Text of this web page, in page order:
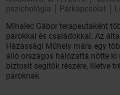
pszichológia
Párkapcsolat
Mihalec Gábor terapeutaként
párokkal és családokkal. Az
Házassági Műhely mára egy
álló országos hálózattá nőtte ki
biztosít segítők részére, illetve
pároknak.